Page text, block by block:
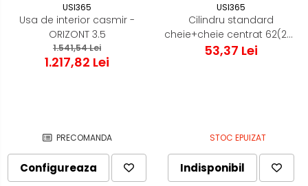
USI365
Usa de interior casmir -
ORIZONT 3.5
1.541,54 Lei
1.217,82 Lei
PRECOMANDA
Configureaza
USI365
Cilindru standard
cheie+cheie centrat 62(26-
10-26) Normal 0.2 Nikel
53,37 Lei
STOC EPUIZAT
Indisponibil